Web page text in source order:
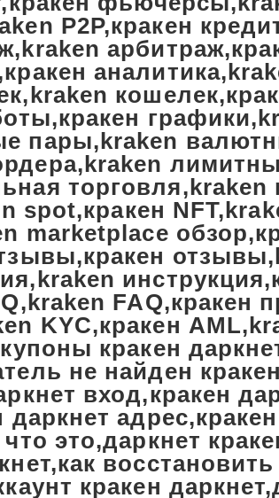
P2P,кракен
пары,kraken
торговля,kraken
spot,кракен
marketplace
FAQ,кракен
KYC,кракен
кракен
не найден
вход,кракен
даркнет
это,даркнет
восстановить
кракен